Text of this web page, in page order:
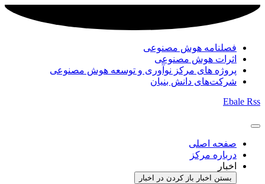
فصلنامه هوش مصنوعی
اثرات هوش مصنوعی
پروژه های مرکز نوآوری و توسعه هوش مصنوعی
شرکت‌های دانش بنیان
Ebale Rss
صفحه اصلی
درباره مرکز
اخبار
بستن اخبار باز کردن در اخبار